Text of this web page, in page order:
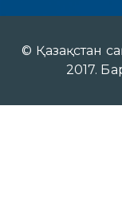
© Қазақстан
2017.